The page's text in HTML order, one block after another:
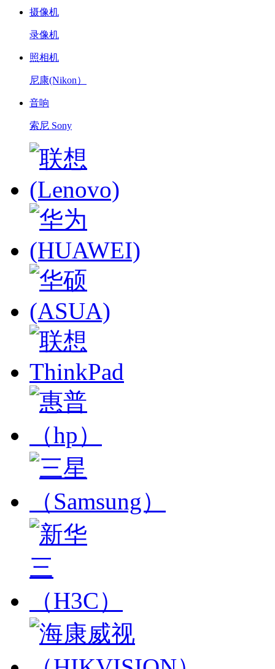
摄像机
录像机
照相机
尼康(Nikon）
音响
索尼 Sony